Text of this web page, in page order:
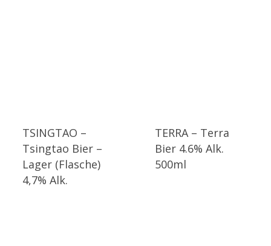
TSINGTAO –
Tsingtao Bier –
Lager (Flasche)
4,7% Alk.
TERRA – Terra
Bier 4.6% Alk.
500ml